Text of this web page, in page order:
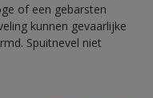
of een gebarsten
kunnen gevaarlijke
Spuitnevel niet